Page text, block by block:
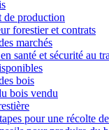
de production
forestier et contrats
marchés
santé et sécurité au
bois
bois vendu
pour une récolte